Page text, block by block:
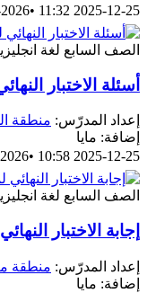
2025-12-25 11:32
•
الصف السابع لغة
أسئلة الاختبار
إعداد المدرّس: منطقة
إضافة: مايا
2025-12-25 10:58
•
الصف السابع لغة
إجابة الاختبار
إعداد المدرّس: منطقة
إضافة: مايا